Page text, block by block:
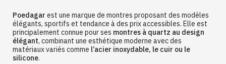
Poedagar est une marque de montres proposant des modèles
élégants, sportifs et tendance à des prix accessibles. Elle est
principalement connue pour ses montres à quartz au design
élégant, combinant une esthétique moderne avec des
matériaux variés comme l’acier inoxydable, le cuir ou le
silicone.